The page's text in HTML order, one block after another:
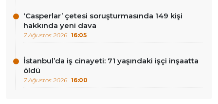
‘Casperlar’ çetesi soruşturmasında 149 kişi
hakkında yeni dava
7 Ağustos 2026 16:05
İstanbul’da iş cinayeti: 71 yaşındaki işçi inşaatta
öldü
7 Ağustos 2026 16:00